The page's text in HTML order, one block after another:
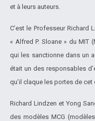
et à leurs auteurs.
C’est le Professeur Richard
« Alfred P. Sloane » du MIT
qui les sanctionne dans un
était un des responsables
qu’il claque les portes de cet
Richard Lindzen et Yong
des modèles MCG